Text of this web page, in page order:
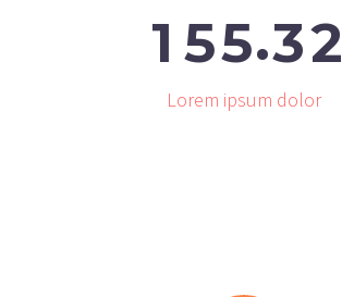
1 55.32
Lorem ipsum dolor